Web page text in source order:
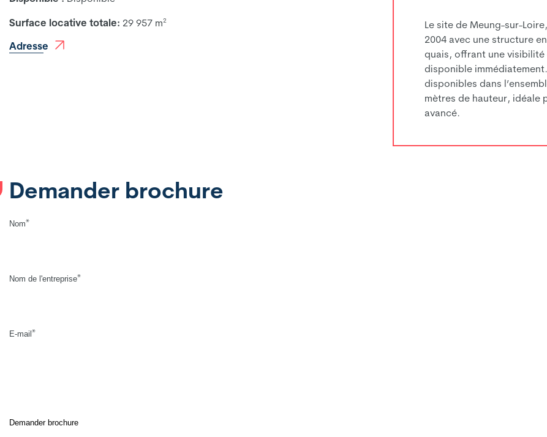
Surface locative totale: 29 957 m²
Adresse
Le site de Meung-sur-
2004 avec une structure
quais, offrant une
disponible
disponibles dans
mètres de hauteur, idéale
avancé.
Demander brochure
Nom*
Nom de l'entreprise*
E-mail *